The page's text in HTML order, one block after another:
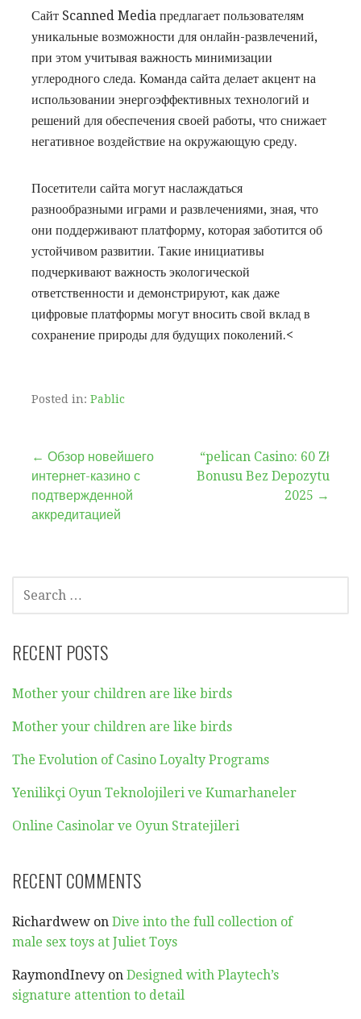
Сайт Scanned Media предлагает пользователям
уникальные возможности для онлайн-развлечений,
при этом учитывая важность минимизации
углеродного следа. Команда сайта делает акцент на
использовании энергоэффективных технологий и
решений для обеспечения своей работы, что снижает
негативное воздействие на окружающую среду.
Посетители сайта могут наслаждаться
разнообразными играми и развлечениями, зная, что
они поддерживают платформу, которая заботится об
устойчивом развитии. Такие инициативы
подчеркивают важность экологической
ответственности и демонстрируют, как даже
цифровые платформы могут вносить свой вклад в
сохранение природы для будущих поколений.<
Posted in: Pablic
Post
navigation
← Обзор новейшего
интернет-казино с
подтвержденной
аккредитацией
“pelican Casino: 60 Zł
Bonusu Bez Depozytu
2025 →
SEARCH
FOR:
RECENT POSTS
Mother your children are like birds
Mother your children are like birds
The Evolution of Casino Loyalty Programs
Yenilikçi Oyun Teknolojileri ve Kumarhaneler
Online Casinolar ve Oyun Stratejileri
RECENT COMMENTS
Richardwew on Dive into the full collection of
male sex toys at Juliet Toys
RaymondInevy on Designed with Playtech’s
signature attention to detail